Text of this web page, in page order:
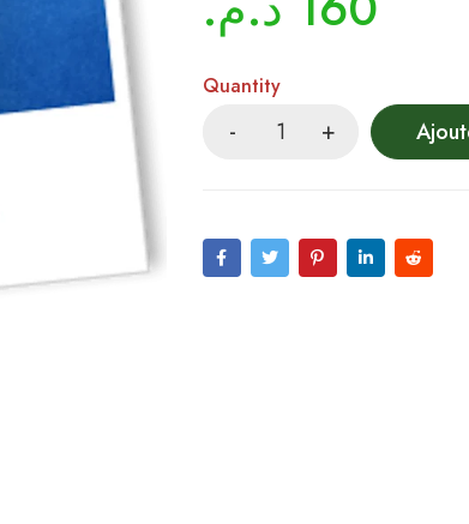
Quantity